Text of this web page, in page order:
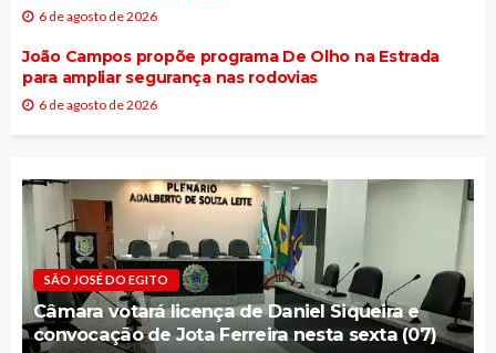
6 de agosto de 2026
João Campos propõe programa De Olho na Estrada
para ampliar segurança nas rodovias
6 de agosto de 2026
SÃO JOSÉ DO EGITO
Câmara votará licença de Daniel Siqueira e
convocação de Jota Ferreira nesta sexta (07)